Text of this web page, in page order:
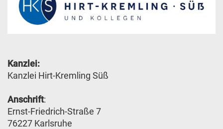
Kanzlei:
Kanzlei Hirt-Kremling Süß
Anschrift:
Ernst-Friedrich-Straße 7
76227 Karlsruhe